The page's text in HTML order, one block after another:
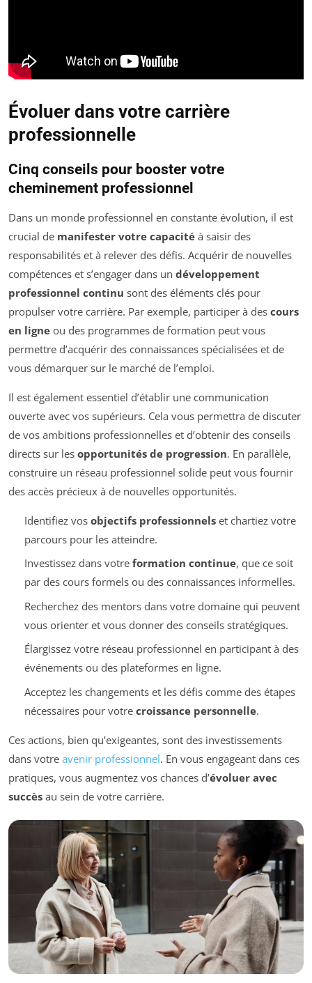
Évoluer dans votre carrière
professionnelle
Cinq conseils pour booster votre
cheminement professionnel
Dans un monde professionnel en constante évolution, il est
crucial de manifester votre capacité à saisir des
responsabilités et à relever des défis. Acquérir de nouvelles
compétences et s’engager dans un développement
professionnel continu sont des éléments clés pour
propulser votre carrière. Par exemple, participer à des cours
en ligne ou des programmes de formation peut vous
permettre d’acquérir des connaissances spécialisées et de
vous démarquer sur le marché de l’emploi.
Il est également essentiel d’établir une communication
ouverte avec vos supérieurs. Cela vous permettra de discuter
de vos ambitions professionnelles et d’obtenir des conseils
directs sur les opportunités de progression. En parallèle,
construire un réseau professionnel solide peut vous fournir
des accès précieux à de nouvelles opportunités.
Identifiez vos objectifs professionnelset chartiez votre
parcours pour les atteindre.
Investissez dans votre formation continue, que ce soit
par des cours formels ou des connaissances informelles.
Recherchez des mentors dans votre domaine qui peuvent
vous orienter et vous donner des conseils stratégiques.
Élargissez votre réseau professionnel en participant à des
événements ou des plateformes en ligne.
Acceptez les changements et les défis comme des étapes
nécessaires pour votre croissance personnelle.
Ces actions, bien qu’exigeantes, sont des investissements
dans votre avenir professionnel. En vous engageant dans ces
pratiques, vous augmentez vos chances d’évoluer avec
succès au sein de votre carrière.